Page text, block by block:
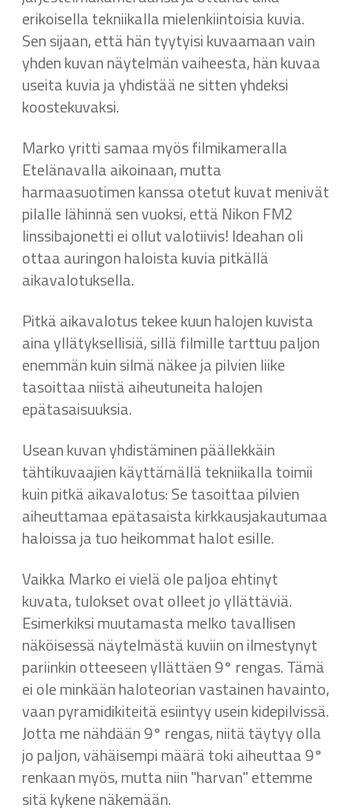
erikoisella tekniikalla mielenkiintoisia kuvia.
Sen sijaan, että hän tyytyisi kuvaamaan vain
yhden kuvan näytelmän vaiheesta, hän kuvaa
useita kuvia ja yhdistää ne sitten yhdeksi
koostekuvaksi.
Marko yritti samaa myös filmikameralla
Etelänavalla aikoinaan, mutta
harmaasuotimen kanssa otetut kuvat menivät
pilalle lähinnä sen vuoksi, että Nikon FM2
linssibajonetti ei ollut valotiivis! Ideahan oli
ottaa auringon haloista kuvia pitkällä
aikavalotuksella.
Pitkä aikavalotus tekee kuun halojen kuvista
aina yllätyksellisiä, sillä filmille tarttuu paljon
enemmän kuin silmä näkee ja pilvien liike
tasoittaa niistä aiheutuneita halojen
epätasaisuuksia.
Usean kuvan yhdistäminen päällekkäin
tähtikuvaajien käyttämällä tekniikalla toimii
kuin pitkä aikavalotus: Se tasoittaa pilvien
aiheuttamaa epätasaista kirkkausjakautumaa
haloissa ja tuo heikommat halot esille.
Vaikka Marko ei vielä ole paljoa ehtinyt
kuvata, tulokset ovat olleet jo yllättäviä.
Esimerkiksi muutamasta melko tavallisen
näköisessä näytelmästä kuviin on ilmestynyt
pariinkin otteeseen yllättäen 9° rengas. Tämä
ei ole minkään haloteorian vastainen havainto,
vaan pyramidikiteitä esiintyy usein kidepilvissä.
Jotta me nähdään 9° rengas, niitä täytyy olla
jo paljon, vähäisempi määrä toki aiheuttaa 9°
renkaan myös, mutta niin "harvan" ettemme
sitä kykene näkemään.